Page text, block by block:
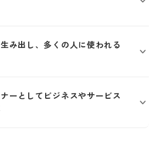
み出し、多くの人に使われる
ーとしてビジネスやサービス